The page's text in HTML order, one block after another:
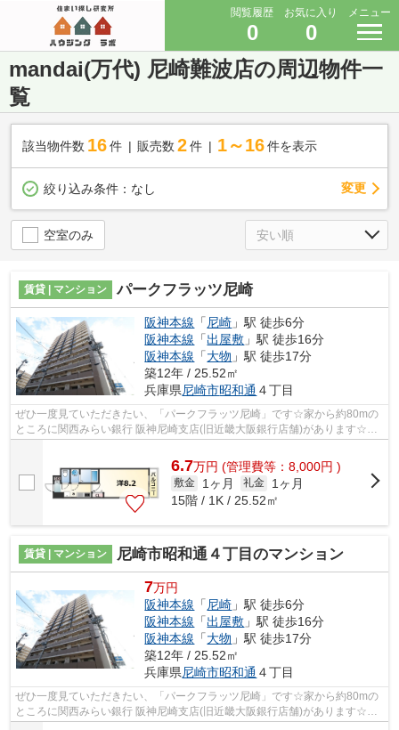
閲覧履歴
0
お気に入り
0
メニュー
mandai(万代) 尼崎難波店の周辺物件一
覧
該当物件数 16件 販売数 2 件 1～16 件を表示
絞り込み条件： なし 変更
空室のみ
賃貸 | マンション パークフラッツ尼崎
阪神本線 「 尼崎 」駅 徒歩6分
阪神本線 「出屋敷 」駅 徒歩16分
阪神本線 「大物 」駅 徒歩17分
築12年 / 25.52㎡
兵庫県尼崎市昭和通 ４丁目
ぜひ一度見ていただきたい、「パークフラッツ尼崎」です☆家から約80mの
ところに関西みらい銀行 阪神尼崎支店(旧近畿大阪銀行店舗)があります☆こ
6.7万円 (管理費等：8,000円 )
敷金 1ヶ月 礼金
1ヶ月
15階 / 1K / 25.52㎡
賃貸 | マンション 尼崎市昭和通４丁目のマンション
7万円
阪神本線 「 尼崎 」駅 徒歩6分
阪神本線 「出屋敷 」駅 徒歩16分
阪神本線 「大物 」駅 徒歩17分
築12年 / 25.52㎡
兵庫県尼崎市昭和通 ４丁目
ぜひ一度見ていただきたい、「パークフラッツ尼崎」です☆家から約80mの
ところに関西みらい銀行 阪神尼崎支店(旧近畿大阪銀行店舗)があります☆こ